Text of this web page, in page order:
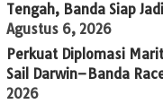
Tengah, Banda Siap
Agustus 6, 2026
Perkuat Diplomasi
Sail Darwin–Banda
2026